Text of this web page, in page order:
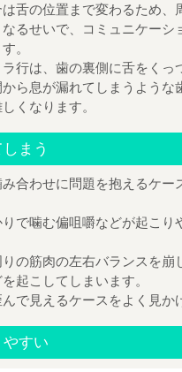
舌の位置まで変わるため、
るせいで、コミュニケーシ
。
行は、歯の裏側に舌をくっ
ら息が漏れてしまうような
くなります。
まう
合わせに問題を抱えるケー
で噛む偏咀嚼などが起こり
の筋肉の左右バランスを崩
起こしてしまいます。
で見えるケースをよく見か
すい